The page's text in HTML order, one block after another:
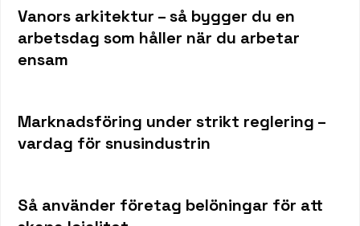
Vanors arkitektur – så bygger du en
arbetsdag som håller när du arbetar
ensam
Marknadsföring under strikt reglering –
vardag för snusindustrin
Så använder företag belöningar för att